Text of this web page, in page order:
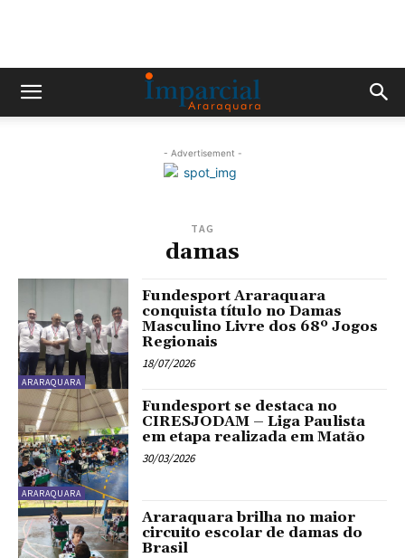
- Advertisement -
TAG
damas
ARARAQUARA
Fundesport Araraquara
conquista título no Damas
Masculino Livre dos 68º Jogos
Regionais
18/07/2026
ARARAQUARA
Fundesport se destaca no
CIRESJODAM – Liga Paulista
em etapa realizada em Matão
30/03/2026
Araraquara brilha no maior
circuito escolar de damas do
Brasil